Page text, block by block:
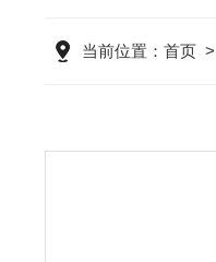
当前位置： 首页>